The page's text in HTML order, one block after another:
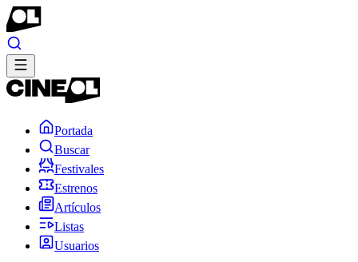
Portada
Buscar
Festivales
Estrenos
Artículos
Listas
Usuarios